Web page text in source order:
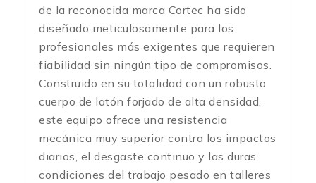
de la reconocida marca Cortec ha sido
diseñado meticulosamente para los
profesionales más exigentes que requieren
fiabilidad sin ningún tipo de compromisos.
Construido en su totalidad con un robusto
cuerpo de latón forjado de alta densidad,
este equipo ofrece una resistencia
mecánica muy superior contra los impactos
diarios, el desgaste continuo y las duras
condiciones del trabajo pesado en talleres